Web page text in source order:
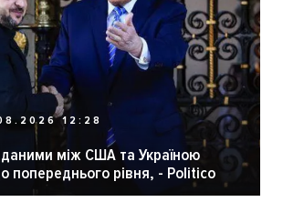
12:28
між США та Україною
попереднього рівня, - Politico